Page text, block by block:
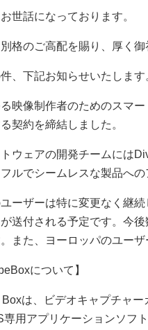
世話になっております。
格のご高配を賜り、厚く御
、下記お知らせいたします
映像制作者のためのスマ
契約を締結しました。
ウェアの開発チームには
ルでシームレスな製品へ
ーザーは特に変更なく継
送付される予定です。今
また、ヨーロッパのユー
について】
Boxは、ビデオキャプチャ
専用アプリケーションソフ